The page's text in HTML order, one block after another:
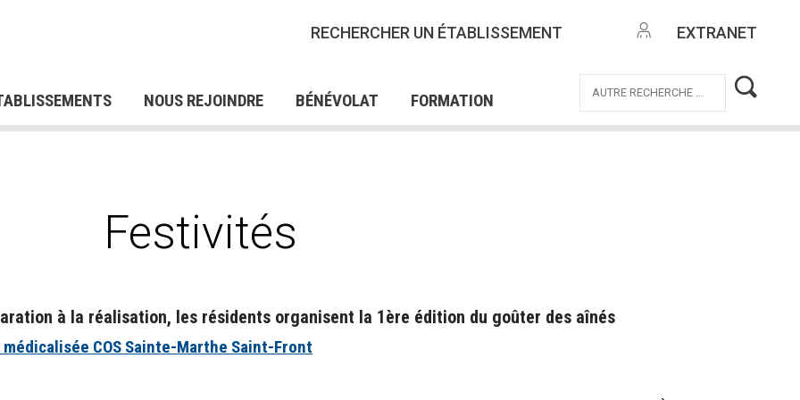
RECHERCHER UN ÉTABLISSEMENT EXTRANET
NOUS REJOINDRE
NOS OFFRES DE STAGES
NOS OFFRES DE MISSIONS
BÉNÉVOLAT FORMATION
POUR DEMANDEURS D’EMPLOI
Festivités
à la réalisation, les résidents organisent la 1ère édition du goûter des aînés
médicalisée COS Sainte-Marthe Saint-Front